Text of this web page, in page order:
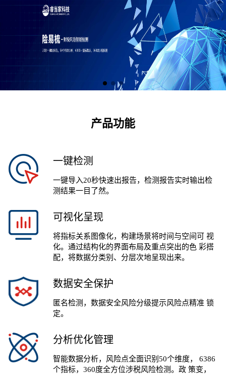
产品功能
一键检测
一键导入20秒快速出报告，检测报告实时输出检
测结果一目了然。
可视化呈现
将指标关系图像化，构建场景将时间与空间可 视
化。通过结构化的界面布局及重点突出的色 彩搭
配，将数据分类别、分层次地呈现出来。
数据安全保护
匿名检测，数据安全风险分级提示风险点精准 锁
定。
分析优化管理
智能数据分析，风险点全面识别50个维度， 6386
个指标，360度全方位涉税风险检测。政 策变，